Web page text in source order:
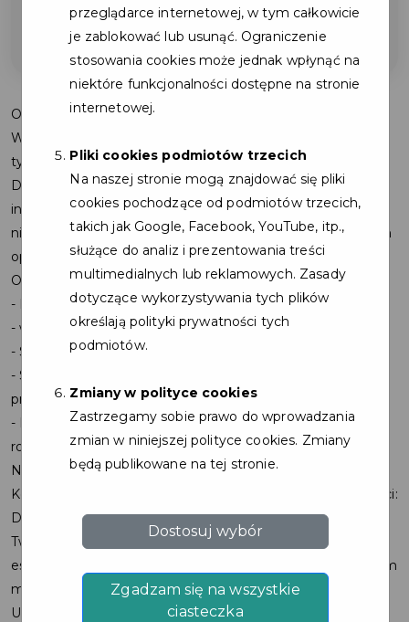
(promocja nie łączy się z innymi
promocjami)
Optyk Plus – Twój salon optyczny z troską o wzrok i styl.
W Optyk Plus wierzymy, że dobrze dobrane okulary to nie
tylko kwestia widzenia, ale też wyraz Twojej osobowości.
Dlatego w naszym salonie łączymy profesjonalizm z
indywidualnym podejściem do każdego klienta – tak, byś
nie tylko widział lepiej, ale i czuł się doskonale we własnych
oprawkach.
Oferujemy kompleksową opiekę optyczną:
- Profesjonalne badanie wzroku bez kolejek
- wynik poznasz od razu
- Setki stylowych oprawek dla dzieci, dorosłych i seniorów
- Soczewki kontaktowe, płyny, akcesoria i okulary
przeciwsłoneczne z filtrem UV
- Fachowe doradztwo i pomoc w wyborze idealnych
rozwiązań.
Nasz salon znajduje się w Pogórzu, w sercu gminy
Kosakowo, z łatwym dojazdem z okolicznych miejscowości:
Dębogórze, Pierwoszyno, Mosty i Rewa.
Tworzymy miejsce, w którym łączymy technologię z
estetyką, a komfort klienta stawiamy zawsze na pierwszym
miejscu.
U nas nie ma pośpiechu – jesteśmy tu po to, by pomóc Ci
przeglądarce internetowej, w tym całkowicie
je zablokować lub usunąć. Ograniczenie
stosowania cookies może jednak wpłynąć na
niektóre funkcjonalności dostępne na stronie
internetowej.
Pliki cookies podmiotów trzecich
Na naszej stronie mogą znajdować się pliki
cookies pochodzące od podmiotów trzecich,
takich jak Google, Facebook, YouTube, itp.,
służące do analiz i prezentowania treści
multimedialnych lub reklamowych. Zasady
dotyczące wykorzystywania tych plików
określają polityki prywatności tych
podmiotów.
Zmiany w polityce cookies
Zastrzegamy sobie prawo do wprowadzania
zmian w niniejszej polityce cookies. Zmiany
będą publikowane na tej stronie.
Dostosuj wybór
Zgadzam się na wszystkie
ciasteczka